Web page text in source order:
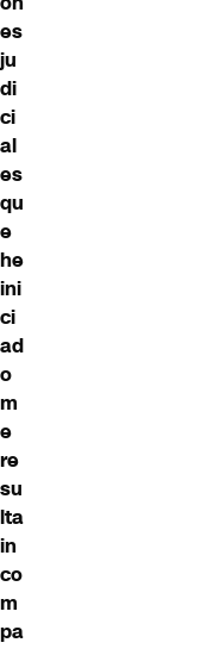
es
ju
di
ci
al
es
qu
e
he
ini
ci
ad
o
m
e
re
su
lta
in
co
m
pa